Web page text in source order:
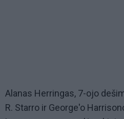
Alanas Herringas, 7-ojo
R. Starro ir George'o